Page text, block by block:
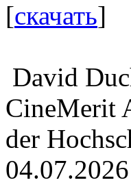
[скачать]
David
CineMerit
der